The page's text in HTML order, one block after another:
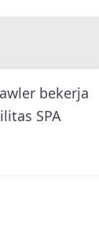
bekerja
SPA